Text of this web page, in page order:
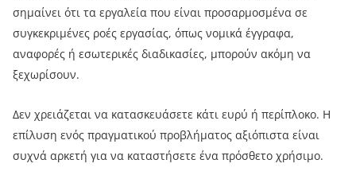
σημαίνει ότι τα εργαλεία που είναι προσαρμοσμένα σε
συγκεκριμένες ροές εργασίας, όπως νομικά έγγραφα,
αναφορές ή εσωτερικές διαδικασίες, μπορούν ακόμη να
ξεχωρίσουν.
Δεν χρειάζεται να κατασκευάσετε κάτι ευρύ ή περίπλοκο. Η
επίλυση ενός πραγματικού προβλήματος αξιόπιστα είναι
συχνά αρκετή για να καταστήσετε ένα πρόσθετο χρήσιμο.